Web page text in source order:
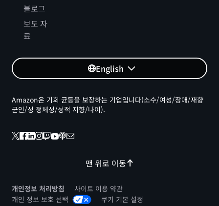
블로그
보도 자
료
English
맨 위로 이동
Amazon은 기회 균등을 보장하는 기업입니다(소수/여성/장애/재향
군인/성 정체성/성적 지향/나이).
개인정보 처리방침
사이트 이용 약관
개인 정보 보호 선택
쿠키 기본 설정